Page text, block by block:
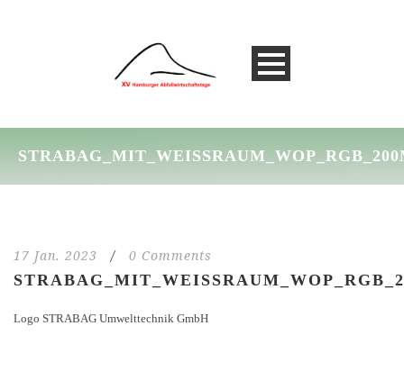
17 Jan. 2023 / 0 Comments
Logo STRABAG Umwelttechnik GmbH